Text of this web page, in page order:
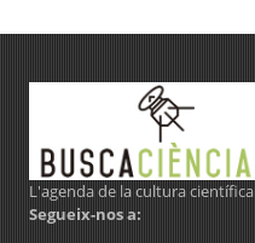
L'agenda de la cultura científica
Segueix-nos a: